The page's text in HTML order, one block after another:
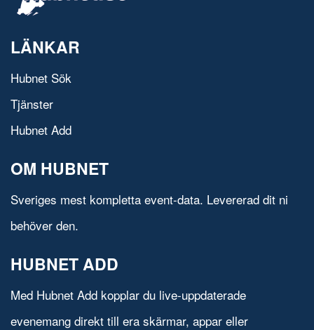
LÄNKAR
Hubnet Sök
Tjänster
Hubnet Add
OM HUBNET
Sveriges mest kompletta event-data. Levererad dit ni
behöver den.
HUBNET ADD
Med Hubnet Add kopplar du live-uppdaterade
evenemang direkt till era skärmar, appar eller